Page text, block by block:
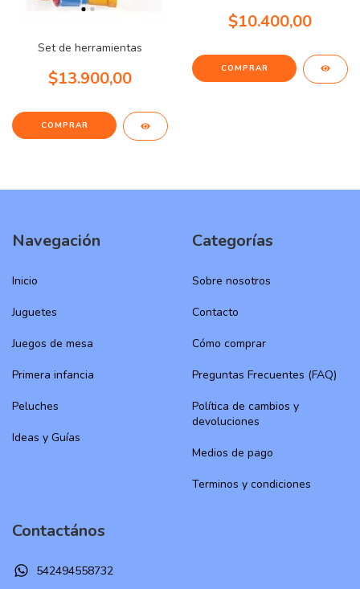
Set de herramientas
$13.900,00
$10.400,00
Navegación
Inicio
Juguetes
Juegos de mesa
Primera infancia
Peluches
Ideas y Guías
Categorías
Sobre nosotros
Contacto
Cómo comprar
Preguntas Frecuentes (FAQ)
Política de cambios y
devoluciones
Medios de pago
Terminos y condiciones
Contactános
542494558732